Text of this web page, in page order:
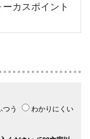
カスポイント